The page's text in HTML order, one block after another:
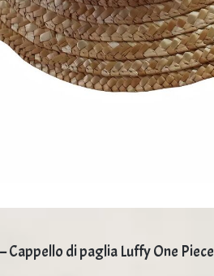
Cappello di paglia Luffy One Piece